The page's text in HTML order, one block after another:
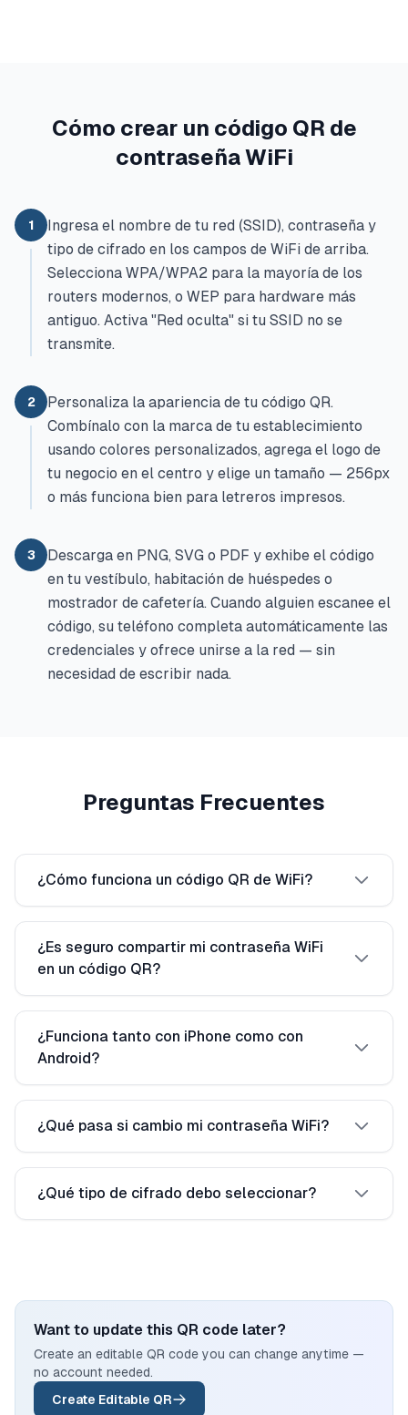
Cómo crear un código QR de
contraseña WiFi
1
Ingresa el nombre de tu red (SSID), contraseña y
tipo de cifrado en los campos de WiFi de arriba.
Selecciona WPA/WPA2 para la mayoría de los
routers modernos, o WEP para hardware más
antiguo. Activa "Red oculta" si tu SSID no se
transmite.
2
Personaliza la apariencia de tu código QR.
Combínalo con la marca de tu establecimiento
usando colores personalizados, agrega el logo de
tu negocio en el centro y elige un tamaño — 256px
o más funciona bien para letreros impresos.
3
Descarga en PNG, SVG o PDF y exhibe el código
en tu vestíbulo, habitación de huéspedes o
mostrador de cafetería. Cuando alguien escanee el
código, su teléfono completa automáticamente las
credenciales y ofrece unirse a la red — sin
necesidad de escribir nada.
Preguntas Frecuentes
¿Cómo funciona un código QR de WiFi?
¿Es seguro compartir mi contraseña WiFi
en un código QR?
¿Funciona tanto con iPhone como con
Android?
¿Qué pasa si cambio mi contraseña WiFi?
¿Qué tipo de cifrado debo seleccionar?
Want to update this QR code later?
Create an editable QR code you can change anytime —
no account needed.
Create Editable QR